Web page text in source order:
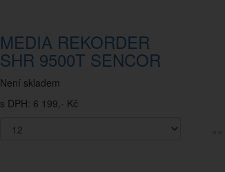
MEDIA REKORDER
SHR 9500T SENCOR
Není skladem
s DPH: 6 199,- Kč
««